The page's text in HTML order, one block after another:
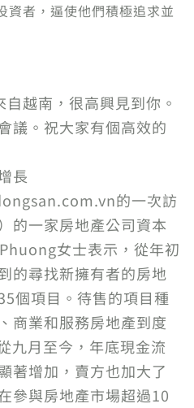
資者，逼使他們積極追求並
越南，很高興見到你。
議。祝大家有個高效的
長
的一次訪
的一家房地產公司資本
女士表示，從年初
的尋找新擁有者的房地
個項目。待售的項目種
商業和服務房地產到度
九月至今，年底現金流
著增加，賣方也加大了
參與房地產市場超過10